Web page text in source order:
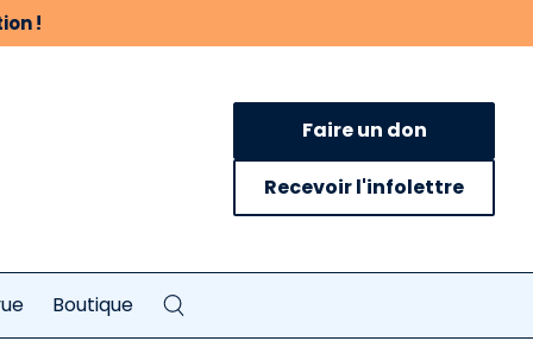
!
Faire un don
Recevoir l'infolettre
Boutique